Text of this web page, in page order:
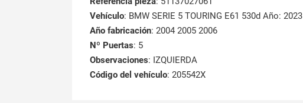
Vehículo: BMW SERIE 5 TOURING E61 530d Año: 2023
Año fabricación: 2004 2005 2006
Nº Puertas: 5
Observaciones: IZQUIERDA
Código del vehículo: 205542X